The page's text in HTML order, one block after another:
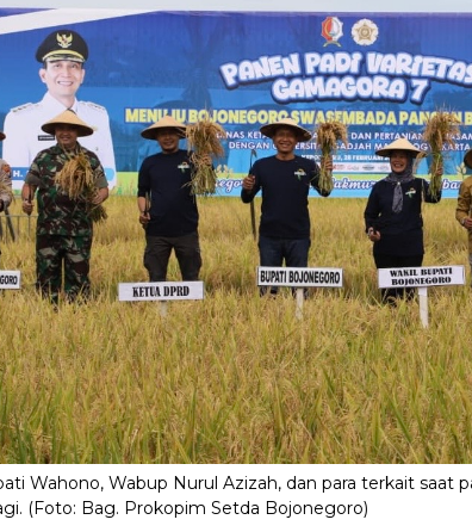
Wahono, Wabup Nurul Azizah, dan para terkait saat
(Foto: Bag. Prokopim Setda Bojonegoro)